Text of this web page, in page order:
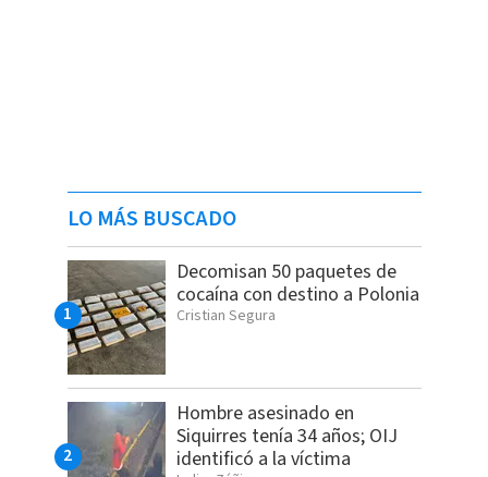
LO MÁS BUSCADO
Decomisan 50 paquetes de
cocaína con destino a Polonia
Cristian Segura
Hombre asesinado en
Siquirres tenía 34 años; OIJ
identificó a la víctima